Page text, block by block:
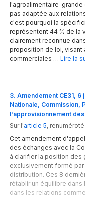
l'agroalimentaire-grande
pas adaptée aux
c'est pourquoi la
représentent 44 % de la
clairement reconnue
proposition de loi, visant
commerciales … Lire la
3. Amendement CE31,
Nationale, Commission,
l'approvisionnement
Sur l'article 5, renuméroté
Cet amendement
des échanges avec la
à clarifier la position des
exclusivement formé
distribution. Ces 8
rétablir un équilibre
dans les relations